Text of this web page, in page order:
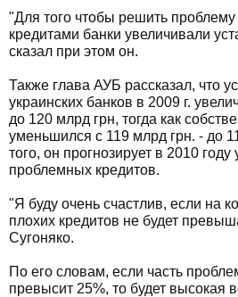
"Для того чтобы решить
кредитами банки увеличивали
сказал при этом он.
Также глава АУБ рассказал, что
украинских банков в 2009 г.
до 120 млрд грн, тогда как
уменьшился с 119 млрд грн. - до
того, он прогнозирует в 2010 году
проблемных кредитов.
"Я буду очень счастлив, если на
плохих кредитов не будет
Сугоняко.
По его словам, если часть
превысит 25%, то будет высокая